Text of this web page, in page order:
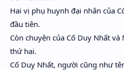
Hai vị phụ huynh đại nhân của
đầu tiên.
Còn chuyện của Cố Duy Nhất
thứ hai.
Cố Duy Nhất, người cũng như